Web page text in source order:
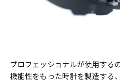
プロフェッショナルが使用する
機能性をもった時計を製造する、